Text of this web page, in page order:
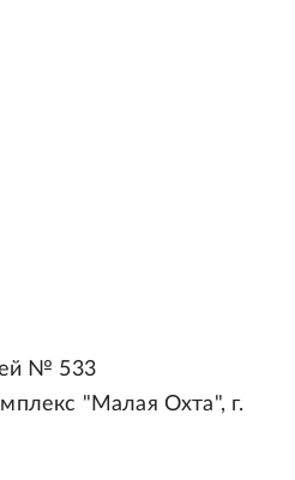
№ 533
"Малая Охта", г.